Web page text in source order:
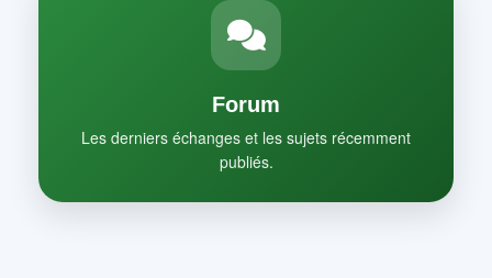
Forum
Les derniers échanges et les sujets récemment
publiés.